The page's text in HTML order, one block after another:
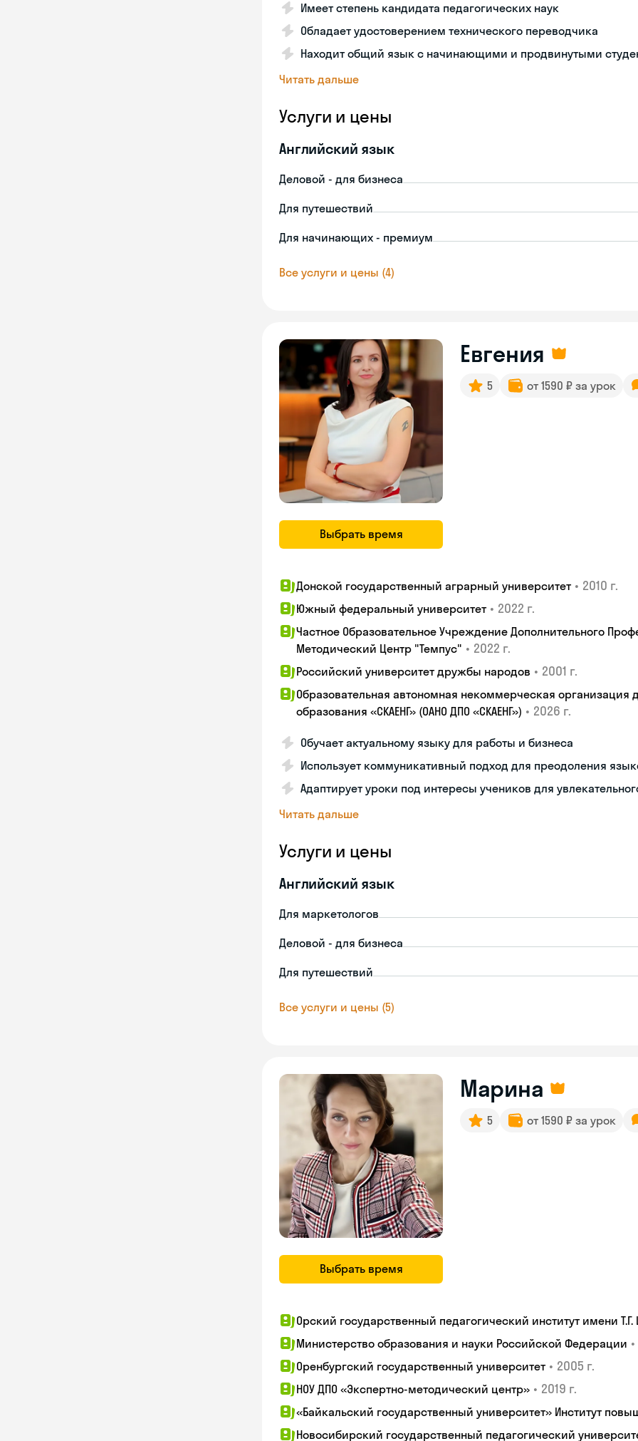
Имеет степень кандидата педагогических наук
Обладает удостоверением технического переводчика
Находит общий язык с начинающими и продвинутыми
Читать дальше
Услуги и цены
Английский язык
Деловой - для бизнеса
Для путешествий
Для начинающих - премиум
Все услуги и цены (4)
Выбрать время
Евгения
5 от 1590 ₽ за урок
Донской государственный аграрный университет • 2010 г.
Южный федеральный университет • 2022 г.
Частное Образовательное Учреждение Дополнительного
Методический Центр "Темпус" • 2022 г.
Российский университет дружбы народов • 2001 г.
Образовательная автономная некоммерческая организация
образования «СКАЕНГ» (ОАНО ДПО «СКАЕНГ») • 2026 г.
Обучает актуальному языку для работы и бизнеса
Использует коммуникативный подход для преодоления
Адаптирует уроки под интересы учеников для
Читать дальше
Услуги и цены
Английский язык
Для маркетологов
Деловой - для бизнеса
Для путешествий
Все услуги и цены (5)
Выбрать время
Марина
5 от 1590 ₽ за урок
Орский государственный педагогический институт имени
Министерство образования и науки Российской Федерации •
Оренбургский государственный университет • 2005 г.
НОУ ДПО «Экспертно-методический центр» • 2019 г.
«Байкальский государственный университет» Институт
Новосибирский государственный педагогический